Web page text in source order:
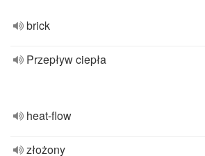
brick
Przepływ ciepła
heat-flow
złożony